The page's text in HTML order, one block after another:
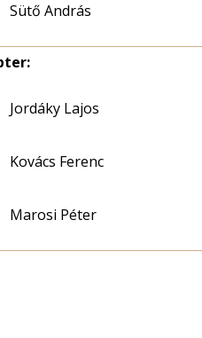
Sütő András
Jordáky Lajos
Kovács Ferenc
Marosi Péter